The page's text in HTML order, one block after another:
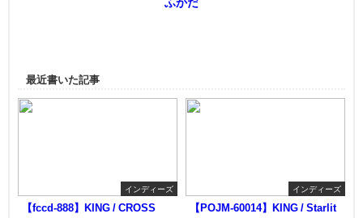
最近書いた記事
インディーズ
【fccd-888】KING / CROSS
インディーズ
【POJM-60014】KING / Starlit